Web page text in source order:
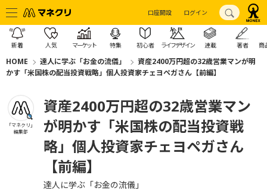
口座開設 ログイン
新着 人気 マーケット 特集 初心者 ライフデザイン 連載 著者 商
HOME 達人に学ぶ「お金の流儀」
資産2400万円超の32歳営業マンが明
かす「米国株の配当投資戦略」個人投資家チェヨペガさん【前編】
「マネクリ」
編集部
資産2400万円超の32歳営業マン
が明かす「米国株の配当投資戦
略」個人投資家チェヨペガさん
【前編】
達人に学ぶ「お金の流儀」